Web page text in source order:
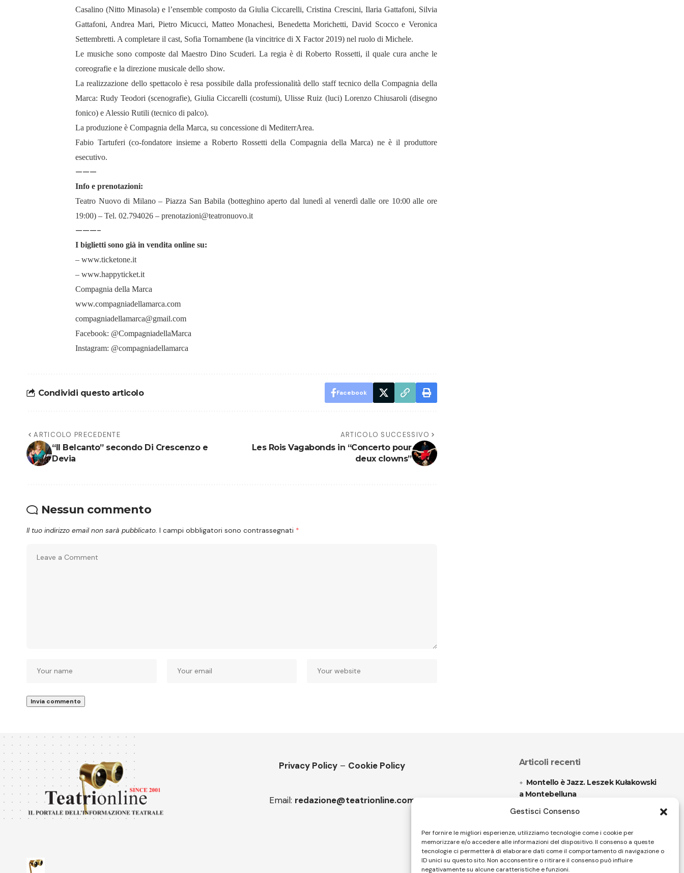
Gestisci Consenso
Per fornire le migliori esperienze, utilizziamo tecnologie come i cookie per
memorizzare e/o accedere alle informazioni del dispositivo. Il consenso a queste
tecnologie ci permetterà di elaborare dati come il comportamento di navigazione o
ID unici su questo sito. Non acconsentire o ritirare il consenso può influire
negativamente su alcune caratteristiche e funzioni.
Casalino (Nitto Minasola) e l’ensemble composto da Giulia Ciccarelli, Cristina Crescini, Ilaria Gattafoni, Silvia
Gattafoni, Andrea Mari, Pietro Micucci, Matteo Monachesi, Benedetta Morichetti, David Scocco e Veronica
Settembretti. A completare il cast, Sofia Tornambene (la vincitrice di X Factor 2019) nel ruolo di Michele.
Le musiche sono composte dal Maestro Dino Scuderi. La regia è di Roberto Rossetti, il quale cura anche le
coreografie e la direzione musicale dello show.
La realizzazione dello spettacolo è resa possibile dalla professionalità dello staff tecnico della Compagnia della
Marca: Rudy Teodori (scenografie), Giulia Ciccarelli (costumi), Ulisse Ruiz (luci) Lorenzo Chiusaroli (disegno
fonico) e Alessio Rutili (tecnico di palco).
La produzione è Compagnia della Marca, su concessione di MediterrArea.
Fabio Tartuferi (co-fondatore insieme a Roberto Rossetti della Compagnia della Marca) ne è il produttore
esecutivo.
———
Info e prenotazioni:
Teatro Nuovo di Milano – Piazza San Babila (botteghino aperto dal lunedì al venerdì dalle ore 10:00 alle ore
19:00) – Tel. 02.794026 – prenotazioni@teatronuovo.it
———-
I biglietti sono già in vendita online su:
– www.ticketone.it
– www.happyticket.it
Compagnia della Marca
www.compagniadellamarca.com
compagniadellamarca@gmail.com
Facebook: @CompagniadellaMarca
Instagram: @compagniadellamarca
Condividi questo articolo Facebook
ARTICOLO PRECEDENTE
“Il Belcanto” secondo Di Crescenzo e
Devia
ARTICOLO SUCCESSIVO
Les Rois Vagabonds in “Concerto pour
deux clowns”
Nessun commento
Il tuo indirizzo email non sarà pubblicato. I campi obbligatori sono contrassegnati *
Privacy Policy – Cookie Policy
Email: redazione@teatrionline.com
Articoli recenti
Montello è Jazz. Leszek Kułakowski
a Montebelluna
“Cico festival! Oltre 1500 spettatori